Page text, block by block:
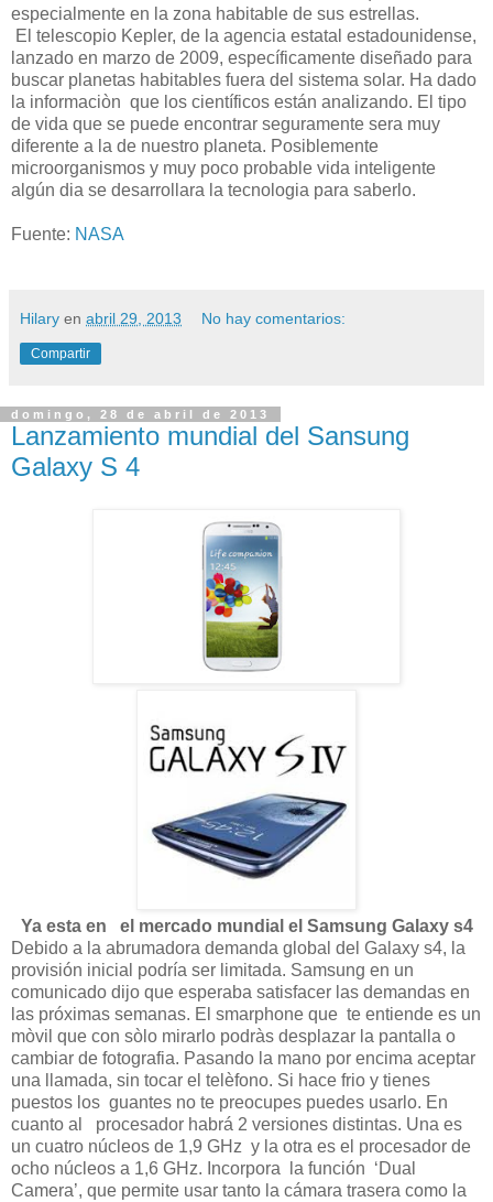
especialmente en la zona habitable de sus estrellas.
El telescopio Kepler, de la agencia estatal estadounidense,
lanzado en marzo de 2009, específicamente diseñado para
buscar planetas habitables fuera del sistema solar. Ha dado
la informaciòn que los científicos están analizando. El tipo
de vida que se puede encontrar seguramente sera muy
diferente a la de nuestro planeta. Posiblemente
microorganismos y muy poco probable vida inteligente
algún dia se desarrollara la tecnologia para saberlo.
Fuente: NASA
Hilary en abril 29, 2013 No hay comentarios:
Compartir
domingo, 28 de abril de 2013
Lanzamiento mundial del Sansung
Galaxy S 4
Ya esta en el mercado mundial el Samsung Galaxy s4
Debido a la abrumadora demanda global del Galaxy s4, la
provisión inicial podría ser limitada. Samsung en un
comunicado dijo que esperaba satisfacer las demandas en
las próximas semanas. El smarphone que te entiende es un
mòvil que con sòlo mirarlo podràs desplazar la pantalla o
cambiar de fotografia. Pasando la mano por encima aceptar
una llamada, sin tocar el telèfono. Si hace frio y tienes
puestos los guantes no te preocupes puedes usarlo. En
cuanto al procesador habrá 2 versiones distintas. Una es
un cuatro núcleos de 1,9 GHz y la otra es el procesador de
ocho núcleos a 1,6 GHz. Incorpora la función ‘Dual
Camera’, que permite usar tanto la cámara trasera como la